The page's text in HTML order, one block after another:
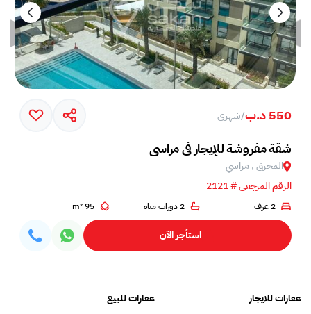
550 د.ب /شهري
شقة مفروشة للإيجار في مراسي
المحرق , مراسي
الرقم المرجعي # 2121
2 غرف 2 دورات مياه 95 m²
استأجر الآن
عقارات للايجار
عقارات للبيع